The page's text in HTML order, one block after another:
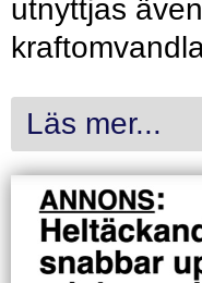
utnyttjas
Läs mer...